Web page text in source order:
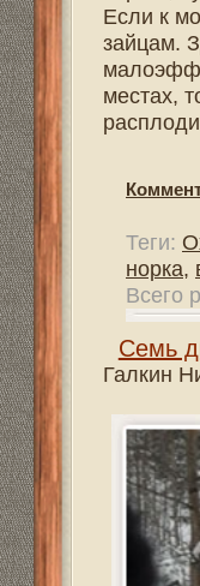
Середина
не таскали,
отсутствия
какие-то
Наличие
У волков в
самым
Вообще,
было в
Теги: Охота
Всего
Охота на
Галкин